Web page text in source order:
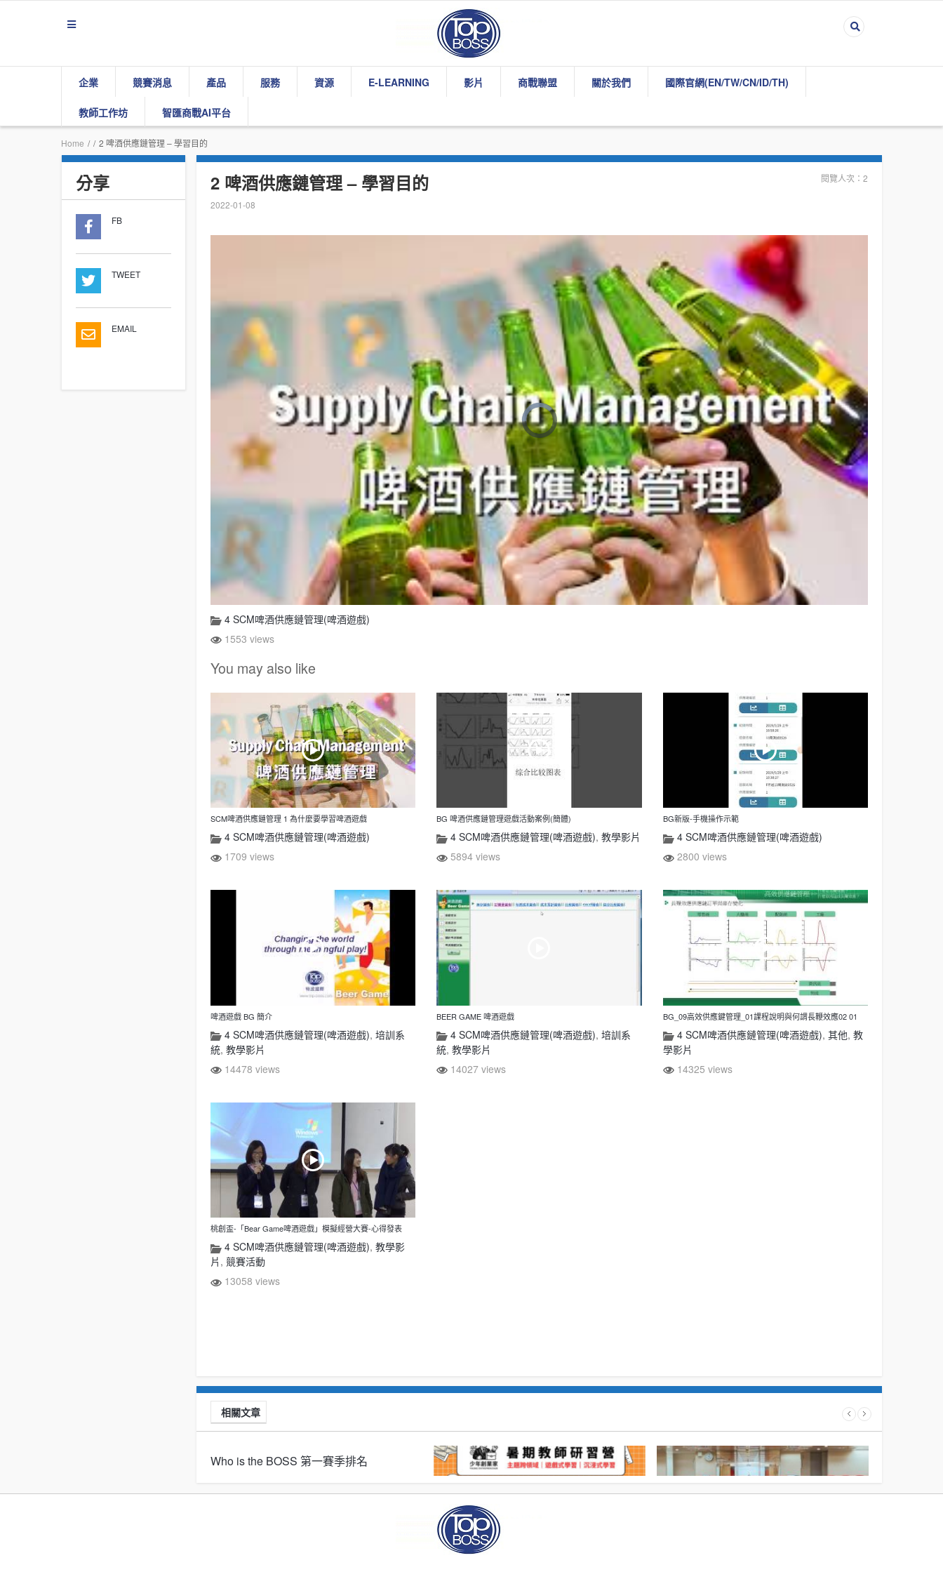
企業 競賽消息 產品 服務 資源 E-LEARNING 影片 商戰聯盟 關於我們 國際官網(EN/TW/CN/ID/TH)
教師工作坊 智匯商戰AI平台
Home / / 2 啤酒供應鏈管理 – 學習目的
分享
FB
TWEET
EMAIL
2 啤酒供應鏈管理 – 學習目的
2022-01-08
閱覽人次：2
4 SCM啤酒供應鏈管理(啤酒遊戲)
1553 views
You may also like
SCM啤酒供應鏈管理 1 為什麼要學習啤酒遊戲
4 SCM啤酒供應鏈管理(啤酒遊戲)
1709 views
BG 啤酒供應鏈管理遊戲活動案例(簡體)
4 SCM啤酒供應鏈管理(啤酒遊戲),教學影片
5894 views
BG新版-手機操作示範
4 SCM啤酒供應鏈管理(啤酒遊戲)
2800 views
啤酒遊戲 BG 簡介
4 SCM啤酒供應鏈管理(啤酒遊戲),培訓系
統,教學影片
14478 views
BEER GAME 啤酒遊戲
4 SCM啤酒供應鏈管理(啤酒遊戲),培訓系
統,教學影片
14027 views
BG_09高效供應鍵管理_01課程說明與何謂長鞭效應02 01
4 SCM啤酒供應鏈管理(啤酒遊戲), 其他, 教
學影片
14325 views
桃創盃-「Bear Game啤酒遊戲」模擬經營大賽-心得發表
4 SCM啤酒供應鏈管理(啤酒遊戲),教學影
片 ,競賽活動
13058 views
相關文章
Who is the BOSS 第一賽季排名